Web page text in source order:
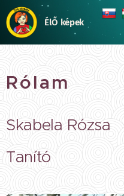
ÉlŐ képek
Rólam
Skabela Rózsa
Tanító